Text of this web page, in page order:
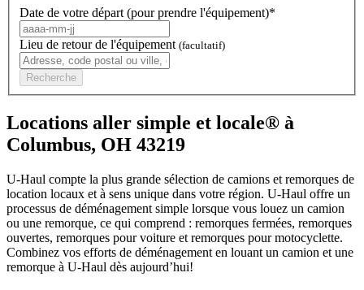
Date de votre départ (pour prendre l'équipement)*
Lieu de retour de l'équipement (facultatif)
Recherche
Locations aller simple et locale® à
Columbus, OH 43219
U-Haul compte la plus grande sélection de camions et remorques de
location locaux et à sens unique dans votre région. U-Haul offre un
processus de déménagement simple lorsque vous louez un camion
ou une remorque, ce qui comprend : remorques fermées, remorques
ouvertes, remorques pour voiture et remorques pour motocyclette.
Combinez vos efforts de déménagement en louant un camion et une
remorque à U-Haul dès aujourd’hui!